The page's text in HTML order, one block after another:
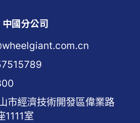
中國分公司
市經濟技術開發區偉業路
1111室